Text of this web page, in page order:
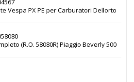
Vespa PX PE per Carburatori Dellorto
(R.O. 58080R) Piaggio Beverly 500